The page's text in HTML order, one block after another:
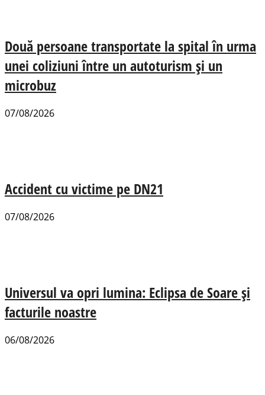
Două persoane transportate la spital în urma
unei coliziuni între un autoturism și un
microbuz
07/08/2026
Accident cu victime pe DN21
07/08/2026
Universul va opri lumina: Eclipsa de Soare și
facturile noastre
06/08/2026